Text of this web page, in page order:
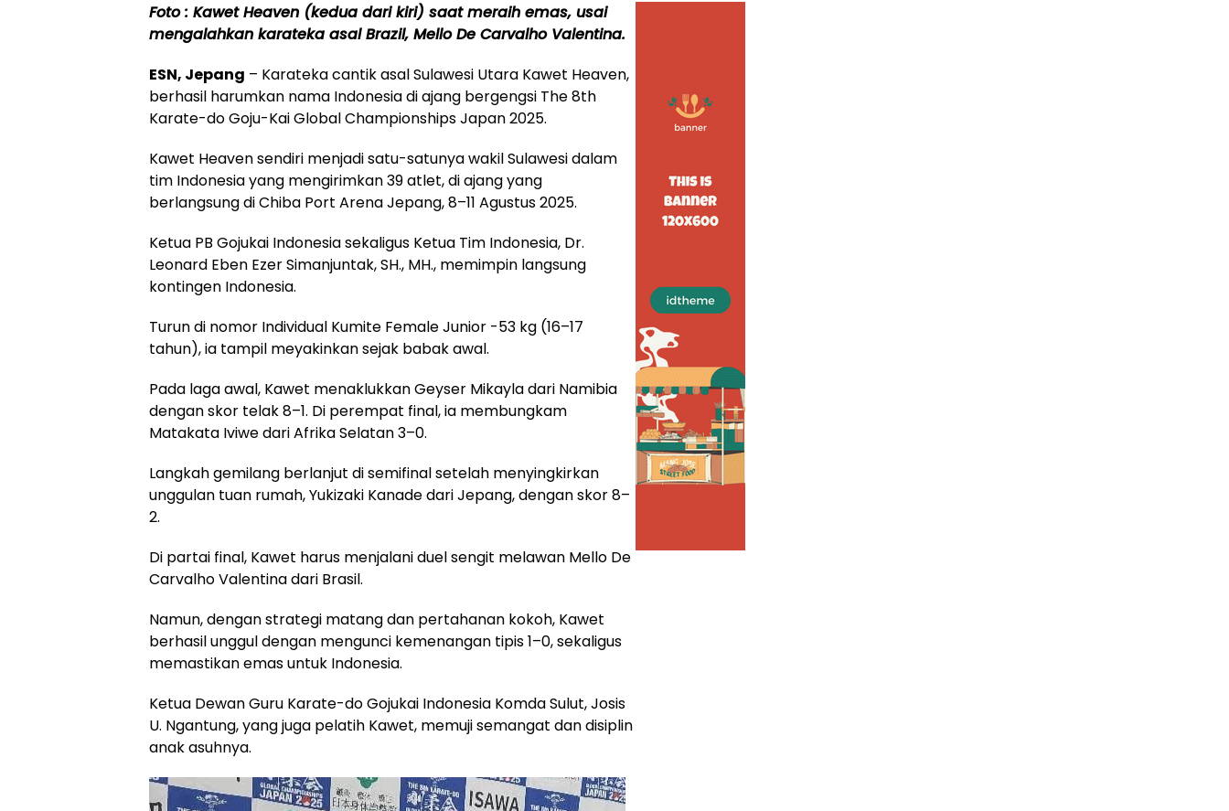
Foto : Kawet Heaven (kedua dari kiri) saat meraih emas, usai
mengalahkan karateka asal Brazil, Mello De Carvalho Valentina.
ESN, Jepang – Karateka cantik asal Sulawesi Utara Kawet Heaven,
berhasil harumkan nama Indonesia di ajang bergengsi The 8th
Karate-do Goju-Kai Global Championships Japan 2025.
Kawet Heaven sendiri menjadi satu-satunya wakil Sulawesi dalam
tim Indonesia yang mengirimkan 39 atlet, di ajang yang
berlangsung di Chiba Port Arena Jepang, 8–11 Agustus 2025.
Ketua PB Gojukai Indonesia sekaligus Ketua Tim Indonesia, Dr.
Leonard Eben Ezer Simanjuntak, SH., MH., memimpin langsung
kontingen Indonesia.
Turun di nomor Individual Kumite Female Junior -53 kg (16–17
tahun), ia tampil meyakinkan sejak babak awal.
Pada laga awal, Kawet menaklukkan Geyser Mikayla dari Namibia
dengan skor telak 8–1. Di perempat final, ia membungkam
Matakata Iviwe dari Afrika Selatan 3–0.
Langkah gemilang berlanjut di semifinal setelah menyingkirkan
unggulan tuan rumah, Yukizaki Kanade dari Jepang, dengan skor 8–
2.
Di partai final, Kawet harus menjalani duel sengit melawan Mello De
Carvalho Valentina dari Brasil.
Namun, dengan strategi matang dan pertahanan kokoh, Kawet
berhasil unggul dengan mengunci kemenangan tipis 1–0, sekaligus
memastikan emas untuk Indonesia.
Ketua Dewan Guru Karate-do Gojukai Indonesia Komda Sulut, Josis
U. Ngantung, yang juga pelatih Kawet, memuji semangat dan disiplin
anak asuhnya.